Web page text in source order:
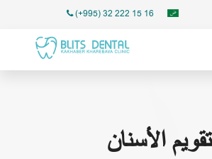
(+995) 32 222 15 16
تقويم الأسنان